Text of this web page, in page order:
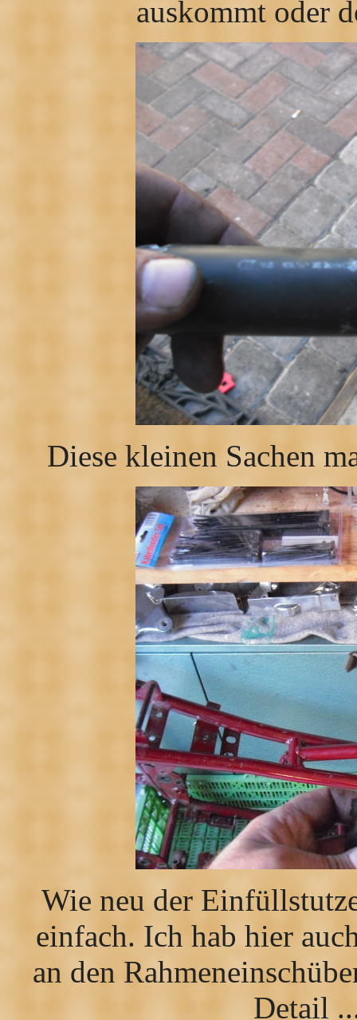
auskommt oder
Diese kleinen Sachen
Wie neu der
einfach. Ich hab hier
an den
Detail